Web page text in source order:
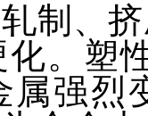
制、
。塑
属强烈